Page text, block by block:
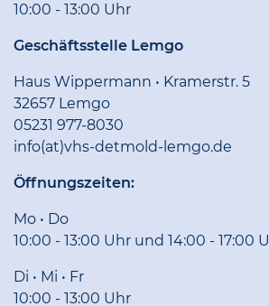
10:00 - 13:00 Uhr
Geschäftsstelle Lemgo
Haus Wippermann • Kramerstr. 5
32657 Lemgo
05231 977-8030
info(at)vhs-detmold-lemgo.de
Öffnungszeiten:
Mo • Do
10:00 - 13:00 Uhr und 14:00 - 17:00
Di • Mi • Fr
10:00 - 13:00 Uhr